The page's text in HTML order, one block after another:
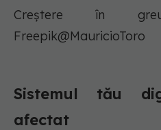
Creștere în
Freepik@MauricioToro
Sistemul tău
afectat